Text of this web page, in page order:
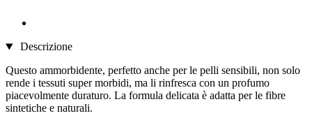
Descrizione
Questo ammorbidente, perfetto anche per le pelli sensibili, non solo
rende i tessuti super morbidi, ma li rinfresca con un profumo
piacevolmente duraturo. La formula delicata è adatta per le fibre
sintetiche e naturali.